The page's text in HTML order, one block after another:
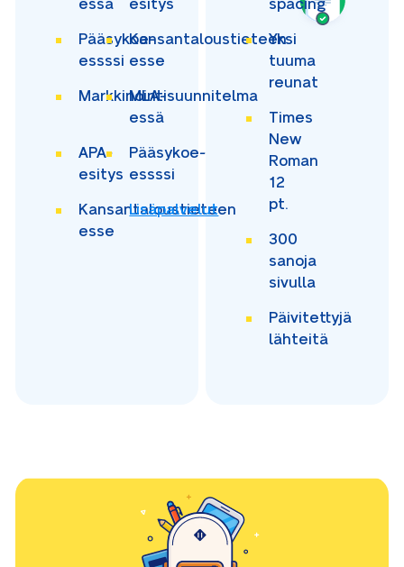
essä
esitys
Pääsykoe-
essssi
Kansantaloustieteen
esse
Markkinointisuunnitelma
MLA-
essä
APA-
esitys
Pääsykoe-
essssi
Kansantaloustieteen
esse
Lisäpalvelut
spacing
Yksi
tuuma
reunat
Times
New
Roman
12
pt.
300
sanoja
sivulla
Päivitettyjä
lähteitä